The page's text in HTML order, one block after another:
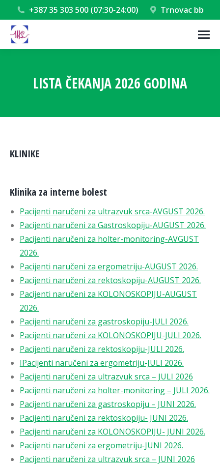
+387 35 303 500 (07:30-24:00) Trnovac bb
LISTA ČEKANJA 2026 GODINA
KLINIKE
Klinika za interne bolest
Pacijenti naručeni za ultrazvuk srca-AVGUST 2026.
Pacijenti naručeni za Gastroskopiju-AUGUST 2026.
Pacijenti naručeni za holter-monitoring-AVGUST
2026.
Pacijenti naručeni za ergometriju-AUGUST 2026.
Pacijenti naručeni za rektoskopiju-AUGUST 2026.
Pacijenti naručeni za KOLONOSKOPIJU-AUGUST
2026.
Pacijenti naručeni za gastroskopiju-JULI 2026.
Pacijenti naručeni za KOLONOSKOPIJU-JULI 2026.
Pacijenti naručeni za rektoskopiju-JULI 2026.
IPacijenti naručeni za ergometriju-JULI 2026.
Pacijenti naručeni za ultrazvuk srca – JULI 2026
Pacijenti naručeni za holter-monitoring – JULI 2026.
Pacijenti naručeni za gastroskopiju – JUNI 2026.
Pacijenti naručeni za rektoskopiju- JUNI 2026.
Pacijenti naručeni za KOLONOSKOPIJU- JUNI 2026.
Pacijenti naručeni za ergometriju-JUNI 2026.
Pacijenti naručeni za ultrazvuk srca – JUNI 2026